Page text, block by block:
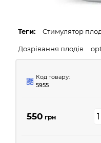
Теги: Стимулятор
Дозрівання плодів
Код товару:
5955
550 грн